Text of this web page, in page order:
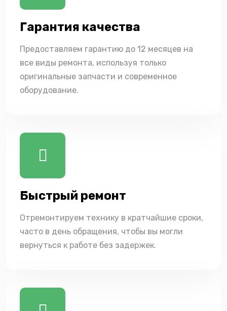
Гарантия качества
Предоставляем гарантию до 12 месяцев на
все виды ремонта, используя только
оригинальные запчасти и современное
оборудование.
Быстрый ремонт
Отремонтируем технику в кратчайшие сроки,
часто в день обращения, чтобы вы могли
вернуться к работе без задержек.